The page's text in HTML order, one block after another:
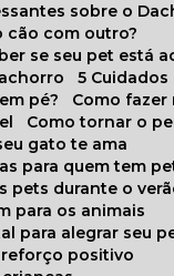
sobre o
cão com outro?
se seu pet está
5
pé?
Como
Como tornar o
gato te ama
para quem tem
pets durante o
para os animais
para alegrar seu
reforço positivo